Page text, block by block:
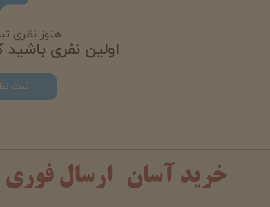
هنوز نظری
اولین نفری
ثبت
خرید آسان ارسال فوری